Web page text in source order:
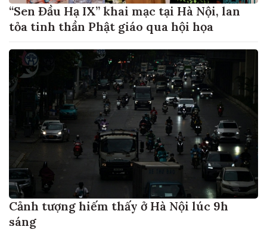
“Sen Đầu Hạ IX” khai mạc tại Hà Nội, lan
tỏa tinh thần Phật giáo qua hội họa
Cảnh tượng hiếm thấy ở Hà Nội lúc 9h
sáng